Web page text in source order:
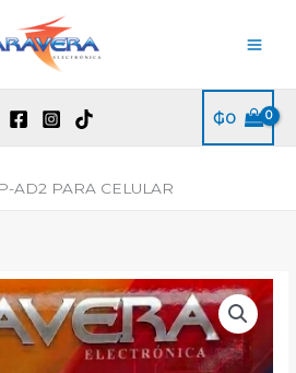
₲0
AD2 PARA CELULAR